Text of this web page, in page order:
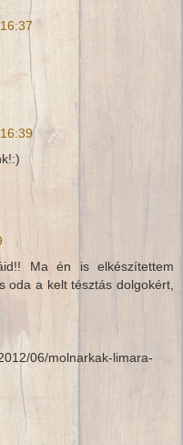
Ma én is elkészítettem
oda a kelt tésztás dolgokért,
06/molnarkak-limara-